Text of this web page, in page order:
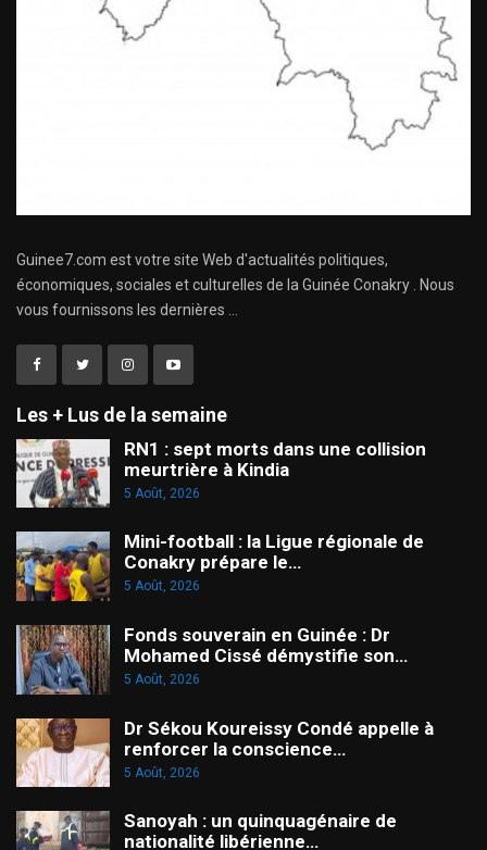
Guinee7.com est votre site Web d'actualités politiques,
économiques, sociales et culturelles de la Guinée Conakry . Nous
vous fournissons les dernières ...
Les + Lus de la semaine
RN1 : sept morts dans une collision
meurtrière à Kindia
5 Août, 2026
Mini-football : la Ligue régionale de
Conakry prépare le…
5 Août, 2026
Fonds souverain en Guinée : Dr
Mohamed Cissé démystifie son…
5 Août, 2026
Dr Sékou Koureissy Condé appelle à
renforcer la conscience…
5 Août, 2026
Sanoyah : un quinquagénaire de
nationalité libérienne…